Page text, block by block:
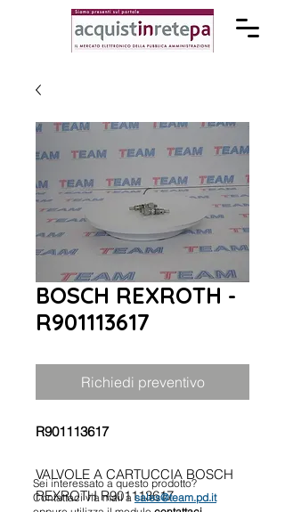
BOSCH REXROTH -
R901113617
Richiedi preventivo
R901113617
VALVOLE A CARTUCCIA BOSCH
REXROTH R901113617
Sei interessato a questo prodotto?
Contattaci via mail asales@team.pd.it